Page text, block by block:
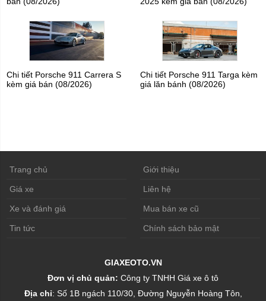
Chi tiết Porsche 911 Carrera S
kèm giá bán (08/2026)
Chi tiết Porsche 911 Targa kèm
giá lăn bánh (08/2026)
Trang chủ Giới thiệu
Giá xe Liên hệ
Xe và đánh giá Mua bán xe cũ
Tin tức Chính sách bảo mật
GIAXEOTO.VN
Đơn vị chủ quản: Công ty TNHH Giá xe ô tô
Địa chỉ: Số 1B ngách 110/30, Đường Nguyễn Hoàng Tôn,